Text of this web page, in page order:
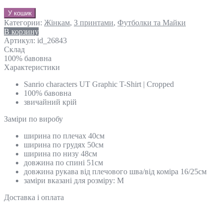
У кошик
Категории: Жінкам, З принтами, Футболки та Майки
В корзину
Артикул: id_26843
Склад
100% бавовна
Характеристики
Sanrio characters UT Graphic T-Shirt | Cropped
100% бавовна
звичайний крій
Замiри по виробу
ширина по плечах 40см
ширина по грудях 50см
ширина по низу 48см
довжина по спині 51см
довжина рукава від плечового шва/від коміра 16/25cм
заміри вказані для розміру: M
Доставка і оплата